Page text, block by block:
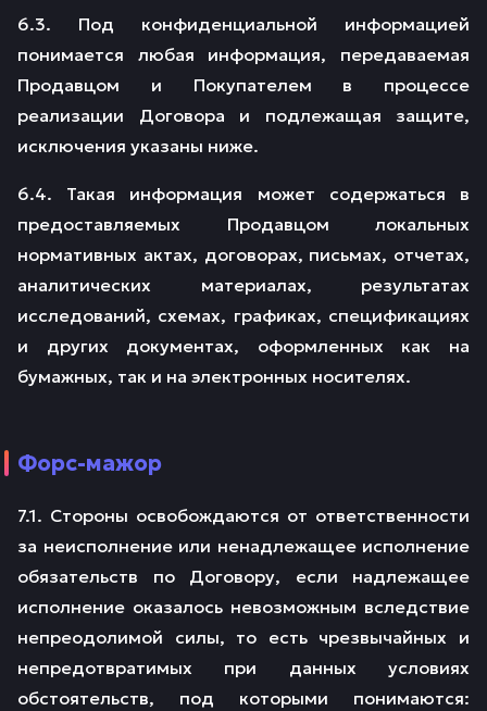
6.3. Под конфиденциальной информацией
понимается любая информация, передаваемая
Продавцом и Покупателем в процессе
реализации Договора и подлежащая защите,
исключения указаны ниже.
6.4. Такая информация может содержаться в
предоставляемых Продавцом локальных
нормативных актах, договорах, письмах, отчетах,
аналитических материалах, результатах
исследований, схемах, графиках, спецификациях
и других документах, оформленных как на
бумажных, так и на электронных носителях.
Форс-мажор
7.1. Стороны освобождаются от ответственности
за неисполнение или ненадлежащее исполнение
обязательств по Договору, если надлежащее
исполнение оказалось невозможным вследствие
непреодолимой силы, то есть чрезвычайных и
непредотвратимых при данных условиях
обстоятельств, под которыми понимаются: